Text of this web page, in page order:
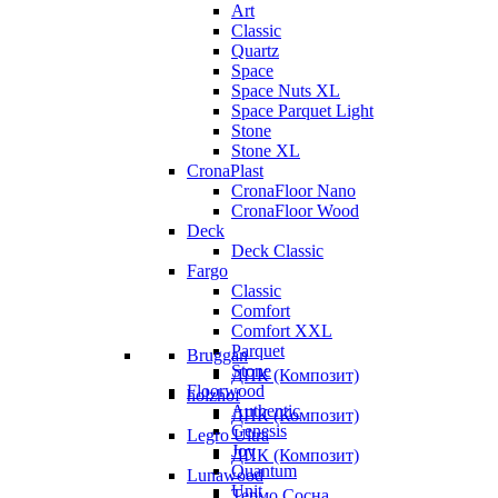
Art
Classic
Quartz
Space
Space Nuts XL
Space Parquet Light
Stone
Stone XL
CronaPlast
CronaFloor Nano
CronaFloor Wood
Deck
Deck Classic
Fargo
Classic
Comfort
Comfort XXL
Parquet
Stone
Floorwood
Authentic
Genesis
Joy
Quantum
Unit
Bruggan
ДПК (Композит)
holzhof
ДПК (Композит)
Legro Ultra
ДПК (Композит)
Lunawood